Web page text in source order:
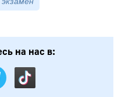
на нас в: